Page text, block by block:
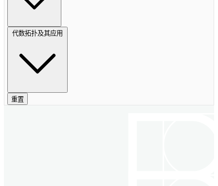
代数拓扑及其应用
重置